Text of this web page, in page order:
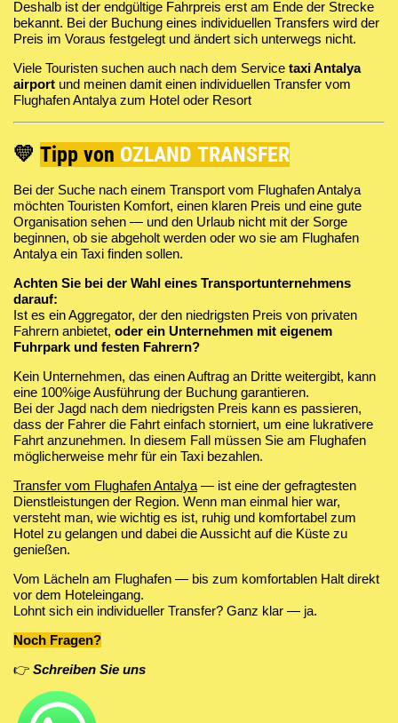
Deshalb ist der endgültige Fahrpreis erst am Ende der Strecke
bekannt. Bei der Buchung eines individuellen Transfers wird der
Preis im Voraus festgelegt und ändert sich unterwegs nicht.
Viele Touristen suchen auch nach dem Service taxi Antalya
airport und meinen damit einen individuellen Transfer vom
Flughafen Antalya zum Hotel oder Resort
💛 Tipp von OZLAND TRANSFER
Bei der Suche nach einem Transport vom Flughafen Antalya
möchten Touristen Komfort, einen klaren Preis und eine gute
Organisation sehen — und den Urlaub nicht mit der Sorge
beginnen, ob sie abgeholt werden oder wo sie am Flughafen
Antalya ein Taxi finden sollen.
Achten Sie bei der Wahl eines Transportunternehmens
darauf:
Ist es ein Aggregator, der den niedrigsten Preis von privaten
Fahrern anbietet, oder ein Unternehmen mit eigenem
Fuhrpark und festen Fahrern?
Kein Unternehmen, das einen Auftrag an Dritte weitergibt, kann
eine 100%ige Ausführung der Buchung garantieren.
Bei der Jagd nach dem niedrigsten Preis kann es passieren,
dass der Fahrer die Fahrt einfach storniert, um eine lukrativere
Fahrt anzunehmen. In diesem Fall müssen Sie am Flughafen
möglicherweise mehr für ein Taxi bezahlen.
Transfer vom Flughafen Antalya — ist eine der gefragtesten
Dienstleistungen der Region. Wenn man einmal hier war,
versteht man, wie wichtig es ist, ruhig und komfortabel zum
Hotel zu gelangen und dabei die Aussicht auf die Küste zu
genießen.
Vom Lächeln am Flughafen — bis zum komfortablen Halt direkt
vor dem Hoteleingang.
Lohnt sich ein individueller Transfer? Ganz klar — ja.
Noch Fragen?
👉 Schreiben Sie uns